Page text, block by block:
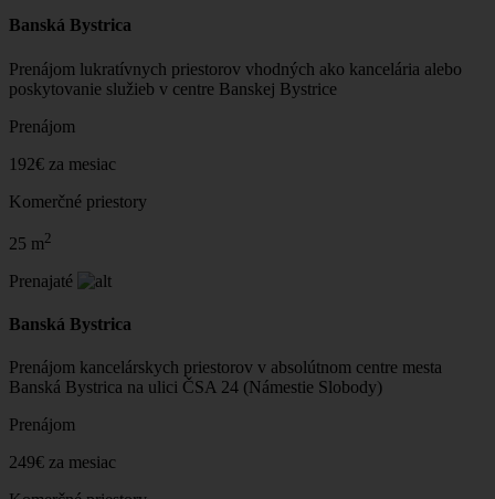
Banská Bystrica
Prenájom lukratívnych priestorov vhodných ako kancelária alebo
poskytovanie služieb v centre Banskej Bystrice
Prenájom
192€ za mesiac
Komerčné priestory
25 m2
Prenajaté
Banská Bystrica
Prenájom kancelárskych priestorov v absolútnom centre mesta
Banská Bystrica na ulici ČSA 24 (Námestie Slobody)
Prenájom
249€ za mesiac